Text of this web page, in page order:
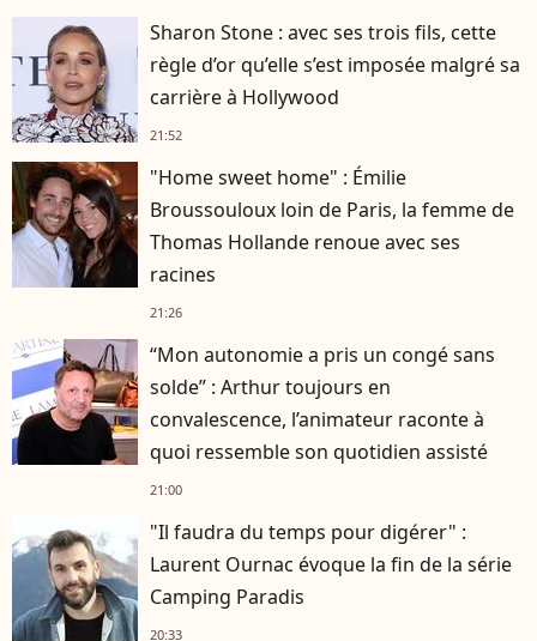
Sharon Stone : avec ses trois fils, cette
règle d’or qu’elle s’est imposée malgré sa
carrière à Hollywood
21:52
"Home sweet home" : Émilie
Broussouloux loin de Paris, la femme de
Thomas Hollande renoue avec ses
racines
21:26
“Mon autonomie a pris un congé sans
solde” : Arthur toujours en
convalescence, l’animateur raconte à
quoi ressemble son quotidien assisté
21:00
"Il faudra du temps pour digérer" :
Laurent Ournac évoque la fin de la série
Camping Paradis
20:33